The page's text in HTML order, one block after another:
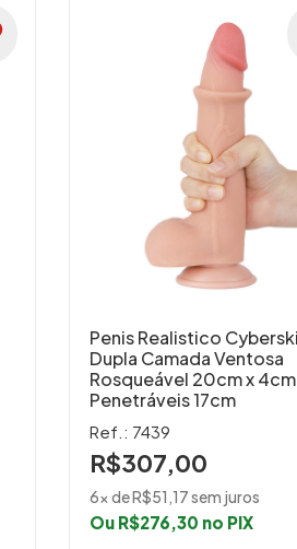
Penis Realistico
Dupla Camada Ventosa
Rosqueável 20cm x 4cm
Penetráveis 17cm
Ref.: 7439
R$307,00
6x de R$51,17 sem juros
Ou R$276,30 no PIX